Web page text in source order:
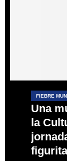
FIEBRE
Una
la